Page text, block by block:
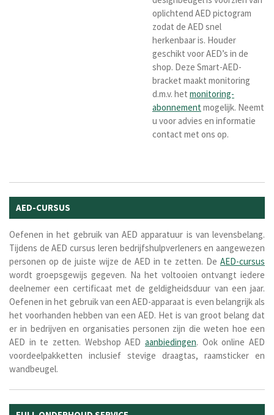
oplichtend AED pictogram
zodat de AED snel
herkenbaar is. Houder
geschikt voor AED’s in de
shop. Deze Smart-AED-
bracket maakt monitoring
d.m.v. het monitoring-
abonnementmogelijk. Neemt
u voor advies en informatie
contact met ons op.
AED-CURSUS
Oefenen in het gebruik van AED apparatuur is van levensbelang.
Tijdens de AED cursus leren bedrijfshulpverleners en aangewezen
personen op de juiste wijze de AED in te zetten. De AED-cursus
wordt groepsgewijs gegeven. Na het voltooien ontvangt iedere
deelnemer een certificaat met de geldigheidsduur van een jaar.
Oefenen in het gebruik van een AED-apparaat is even belangrijk als
het voorhanden hebben van een AED. Het is van groot belang dat
er in bedrijven en organisaties personen zijn die weten hoe een
AED in te zetten. Webshop AED aanbiedingen. Ook online AED
voordeelpakketten inclusief stevige draagtas, raamsticker en
wandbeugel.